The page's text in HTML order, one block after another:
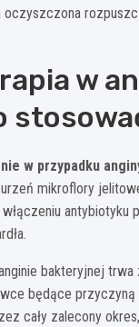
w
w przypadku
mikroflory
bakteryjnej
będące
cały zalecony